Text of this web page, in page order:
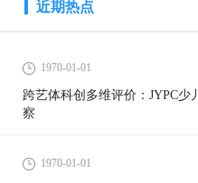
近期热点
1970-01-01
跨艺体科创多维评价：JYPC
察
1970-01-01